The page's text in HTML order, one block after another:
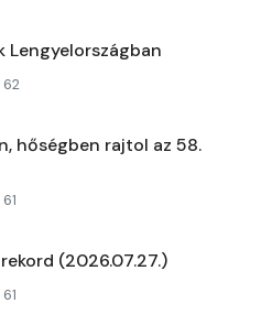
Lengyelországban
62
hőségben rajtol az 58.
61
(2026.07.27.)
61